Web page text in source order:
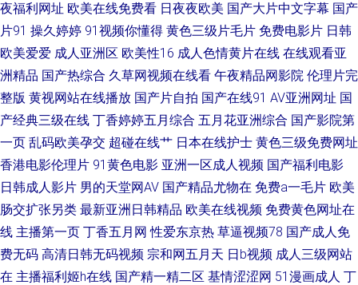
利区 韩国午夜视频 大香蕉99草 AV撸撸网站 国产视频福利导航 国产一线二线
国产传媒第九页 肏屄勉费视频 俺来也色精工厂 国产绿帽Av 影音先锋色导航
亚洲黄页在线看 亚洲草草影院 午夜啪啪啪 婷婷成人淫网 色网在线观看 欧美
综合婷婷 另类春色欧美 狠狠干成人社区 黄色91app 国产操性 超碰成人综合
国产色福利骚在线 91成人观看 A片视屏 超碰免费电影 av狼有码 97福利在线
91爱爱 在线观看污视频 午夜黄色精选 无码人妖系列 五月天夜夜撸 精品24区
夜福利网址 欧美在线免费看 日夜夜欧美 国产大片中文字幕 国产
片91 操久婷婷 91视频你懂得 黄色三级片毛片 免费电影片 日韩
欧美爱爱 成人亚洲区 欧美性16 成人色情黄片在线 在线观看亚
洲精品 国产热综合 久草网视频在线看 午夜精品网影院 伦理片完
整版 黄视网站在线播放 国产片自拍 国产在线91 AV亚洲网址 国
产经典三级在线 丁香婷婷五月综合 五月花亚洲综合 国产影院第
一页 乱码欧美孕交 超碰在线艹 日本在线护士 黄色三级免费网址
香港电影伦理片 91黄色电影 亚洲一区成人视频 国产福利电影
日韩成人影片 男的天堂网AV 国产精品尤物在 免费a一毛片 欧美
肠交扩张另类 最新亚洲日韩精品 欧美在线视频 免费黄色网址在
线 主播第一页 丁香五月网 性爱东京热 草逼视频78 国产成人免
费无码 高清日韩无码视频 宗和网五月天 日b视频 成人三级网站
在 主播福利姬h在线 国产精一精二区 基情涩涩网 51漫画成人 丁